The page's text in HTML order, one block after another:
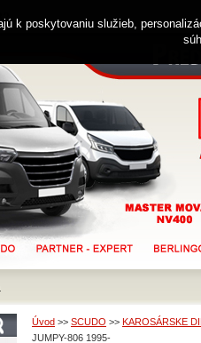
Úvod >> SCUDO >> KAROSÁRSKE
JUMPY-806 1995-
k poskytovaniu služieb,